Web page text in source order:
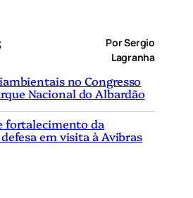
Por Sergio
Lagranha
no Congresso
Nacional do Albardão
fortalecimento da
em visita à Avibras